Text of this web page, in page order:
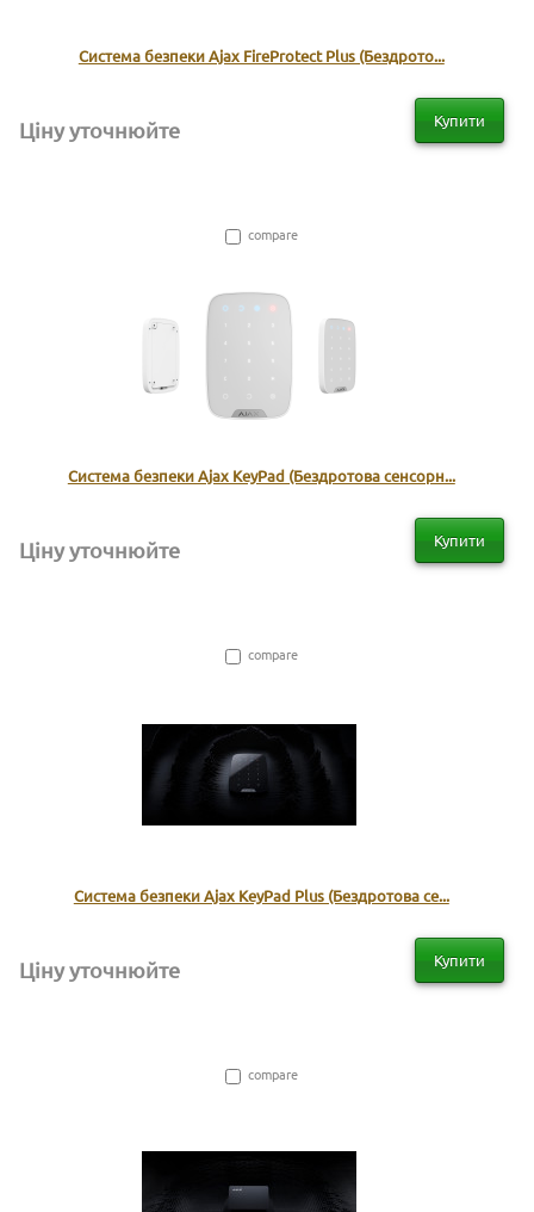
Система безпеки Ajax FireProtect Plus (Бездрото...
Ціну уточнюйте Купити
compare
Система безпеки Ajax KeyPad (Бездротова сенсорн...
Ціну уточнюйте Купити
compare
Система безпеки Ajax KeyPad Plus (Бездротова се...
Ціну уточнюйте Купити
compare